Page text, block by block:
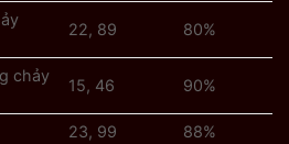
22, 89 80%
chảy
15, 46 90%
23, 99
88%